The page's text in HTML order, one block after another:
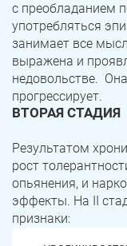
с преобладанием
употребляться
занимает все
выражена и
недовольстве.
прогрессирует.
ВТОРАЯ СТАДИЯ
Результатом
рост
опьянения, и
эффекты. На II
признаки: